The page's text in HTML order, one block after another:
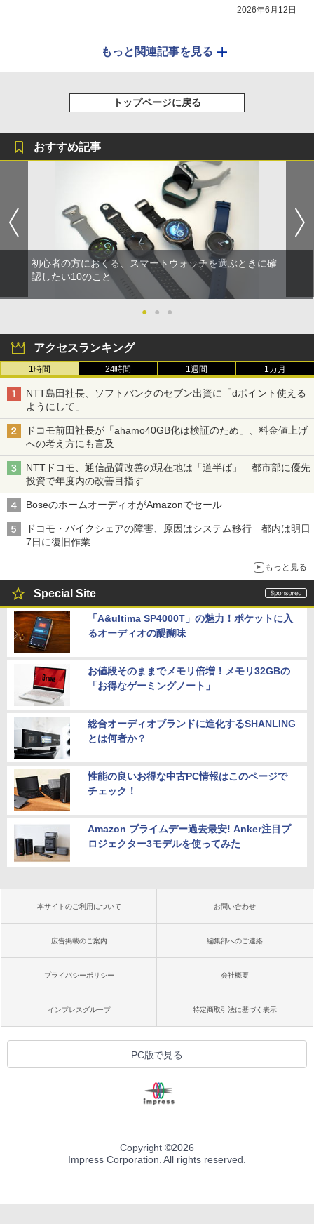
2026年6月12日
もっと関連記事を見る
トップページに戻る
おすすめ記事
初心者の方におくる、スマートウォッチを選ぶときに確
認したい10のこと
● ● ●
アクセスランキング
1時間 24時間 1週間 1カ月
NTT島田社長、ソフトバンクのセブン出資に「dポイント使える
ようにして」
ドコモ前田社長が「ahamo40GB化は検証のため」、料金値上げ
への考え方にも言及
NTTドコモ、通信品質改善の現在地は「道半ば」 都市部に優先
投資で年度内の改善目指す
BoseのホームオーディオがAmazonでセール
ドコモ・バイクシェアの障害、原因はシステム移行 都内は明日
7日に復旧作業
もっと見る
Special Site
「A&ultima SP4000T」の魅力！ポケットに入
るオーディオの醍醐味
お値段そのままでメモリ倍増！メモリ32GBの
「お得なゲーミングノート」
総合オーディオブランドに進化するSHANLING
とは何者か？
性能の良いお得な中古PC情報はこのページで
チェック！
Amazon プライムデー過去最安! Anker注目プ
ロジェクター3モデルを使ってみた
本サイトのご利用について お問い合わせ
広告掲載のご案内 編集部へのご連絡
プライバシーポリシー 会社概要
インプレスグループ 特定商取引法に基づく表示
PC版で見る
Copyright ©2026
Impress Corporation. All rights reserved.